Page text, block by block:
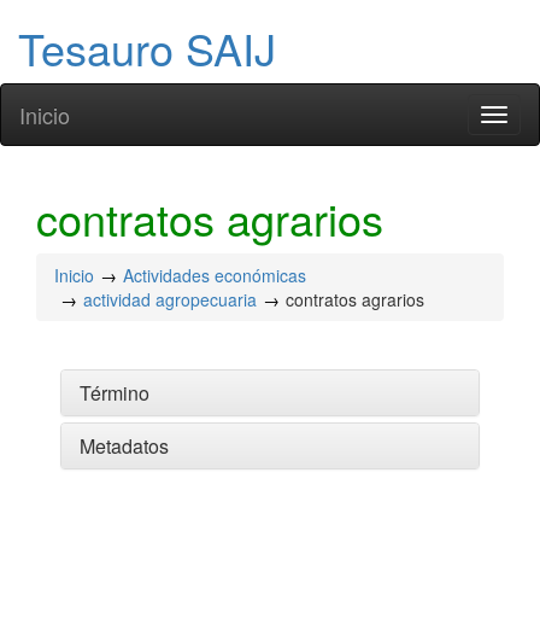
Tesauro SAIJ
Inicio
contratos agrarios
Inicio
Actividades económicas
actividad agropecuaria
contratos agrarios
Término
Metadatos